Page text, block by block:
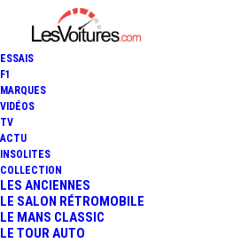
ESSAIS
F1
MARQUES
VIDÉOS
TV
ACTU
INSOLITES
COLLECTION
LES ANCIENNES
LE SALON RÉTROMOBILE
LE MANS CLASSIC
LE TOUR AUTO
SERVICE